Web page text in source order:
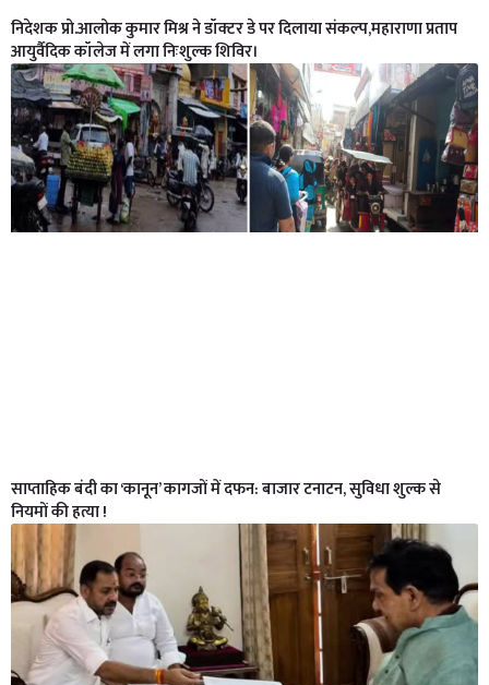
निदेशक प्रो.आलोक कुमार मिश्र ने डॉक्टर डे पर दिलाया संकल्प,महाराणा प्रताप
आयुर्वैदिक कॉलेज में लगा निःशुल्क शिविर।
साप्ताहिक बंदी का ‘कानून’ कागजों में दफन: बाजार टनाटन, सुविधा शुल्क से
नियमों की हत्या !